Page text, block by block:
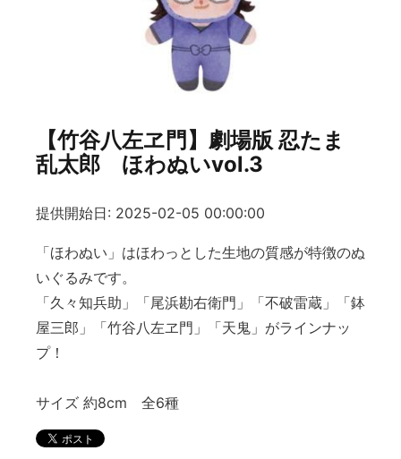
【竹谷八左ヱ門】劇場版 忍たま
乱太郎 ほわぬいvol.3
提供開始日: 2025-02-05 00:00:00
「ほわぬい」はほわっとした生地の質感が特徴のぬ
いぐるみです。
「久々知兵助」「尾浜勘右衛門」「不破雷蔵」「鉢
屋三郎」「竹谷八左ヱ門」「天鬼」がラインナッ
プ！
サイズ 約8cm 全6種